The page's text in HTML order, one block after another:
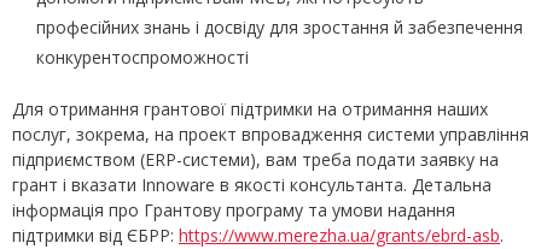
професійних знань і досвіду для зростання й забезпечення
конкурентоспроможності
Для отримання грантової підтримки на отримання наших
послуг, зокрема, на проект впровадження системи управління
підприємством (ERP-системи), вам треба подати заявку на
грант і вказати Innoware в якості консультанта. Детальна
інформація про Грантову програму та умови надання
підтримки від ЄБРР: https://www.merezha.ua/grants/ebrd-asb.